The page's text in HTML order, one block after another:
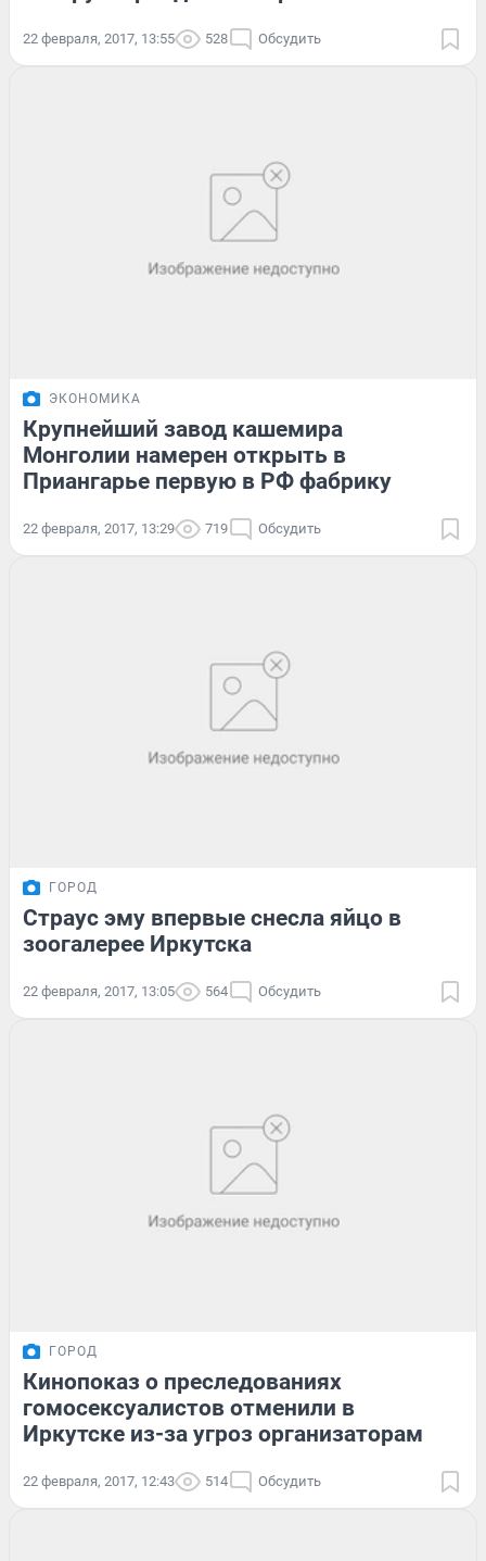
22 февраля, 2017, 13:55 528 Обсудить
ЭКОНОМИКА
Крупнейший завод кашемира
Монголии намерен открыть в
Приангарье первую в РФ фабрику
22 февраля, 2017, 13:29 719 Обсудить
ГОРОД
Страус эму впервые снесла яйцо в
зоогалерее Иркутска
22 февраля, 2017, 13:05 564 Обсудить
ГОРОД
Кинопоказ о преследованиях
гомосексуалистов отменили в
Иркутске из-за угроз организаторам
22 февраля, 2017, 12:43 514 Обсудить